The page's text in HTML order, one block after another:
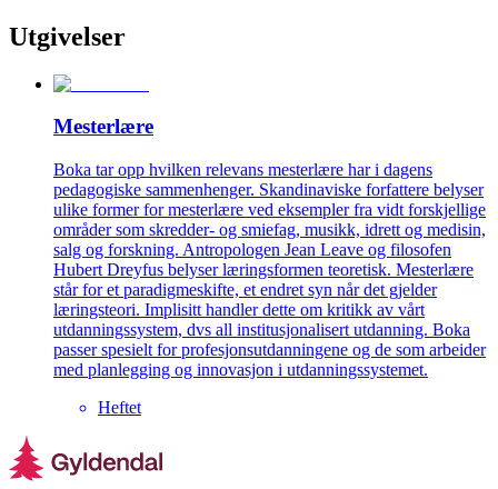
Utgivelser
Mesterlære
Boka tar opp hvilken relevans mesterlære har i dagens
pedagogiske sammenhenger. Skandinaviske forfattere belyser
ulike former for mesterlære ved eksempler fra vidt forskjellige
områder som skredder- og smiefag, musikk, idrett og medisin,
salg og forskning. Antropologen Jean Leave og filosofen
Hubert Dreyfus belyser læringsformen teoretisk. Mesterlære
står for et paradigmeskifte, et endret syn når det gjelder
læringsteori. Implisitt handler dette om kritikk av vårt
utdanningssystem, dvs all institusjonalisert utdanning. Boka
passer spesielt for profesjonsutdanningene og de som arbeider
med planlegging og innovasjon i utdanningssystemet.
Heftet